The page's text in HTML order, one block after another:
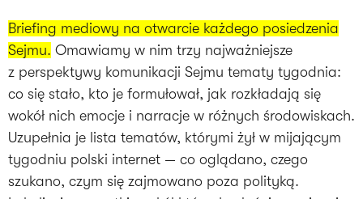
Briefing mediowy na otwarcie każdego posiedzenia
Sejmu. Omawiamy w nim trzy najważniejsze
z perspektywy komunikacji Sejmu tematy tygodnia:
co się stało, kto je formułował, jak rozkładają się
wokół nich emocje i narracje w różnych środowiskach.
Uzupełnia je lista tematów, którymi żył w mijającym
tygodniu polski internet — co oglądano, czego
szukano, czym się zajmowano poza polityką.